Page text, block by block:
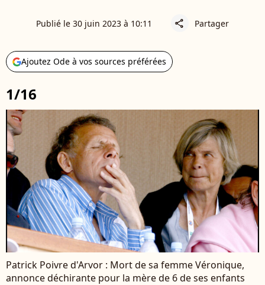
Publié le 30 juin 2023 à 10:11 share Partager
Ajoutez Ode à vos sources préférées
1/16
Patrick Poivre d'Arvor : Mort de sa femme Véronique,
annonce déchirante pour la mère de 6 de ses enfants